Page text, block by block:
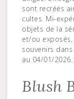
sont recréés
cultes. Mi-
objets de la
et/ou
souvenirs
au 04/01/
Blush